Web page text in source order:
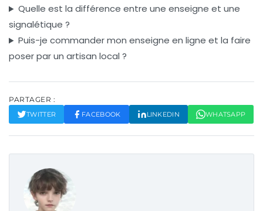
Quelle est la différence entre une enseigne et une
signalétique ?
Puis-je commander mon enseigne en ligne et la faire
poser par un artisan local ?
PARTAGER :
TWITTER FACEBOOK LINKEDIN WHATSAPP